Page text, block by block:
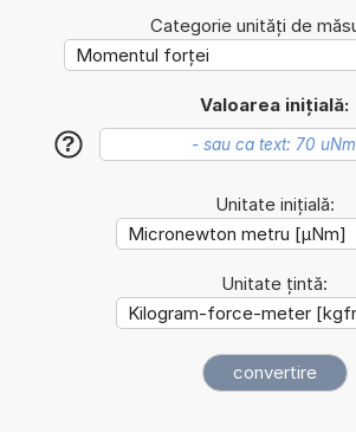
Categorie unități de
Valoarea inițială:
?
Unitate inițială:
Unitate țintă: